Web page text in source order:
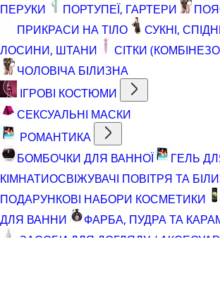
ПЕРУКИ
ПОРТУПЕЇ, ГАРТЕРИ
ПРИКРАСИ НА ТІЛО
СУКНІ,
ЛОСИНИ, ШТАНИ
СІТКИ
ЧОЛОВІЧА БІЛИЗНА
ІГРОВІ КОСТЮМИ
СЕКСУАЛЬНІ МАСКИ
РОМАНТИКА
БОМБОЧКИ ДЛЯ ВАННОЇ
ГЕЛЬ
КІМНАТИОСВІЖУВАЧІ ПОВІТРЯ ТА
ПОДАРУНКОВІ НАБОРИ КОСМЕТИКИ
ДЛЯ ВАННИ
ФАРБА, ПУДРА ТА
ЗАСОБИ ДЛЯ ДОГЛЯДУ /